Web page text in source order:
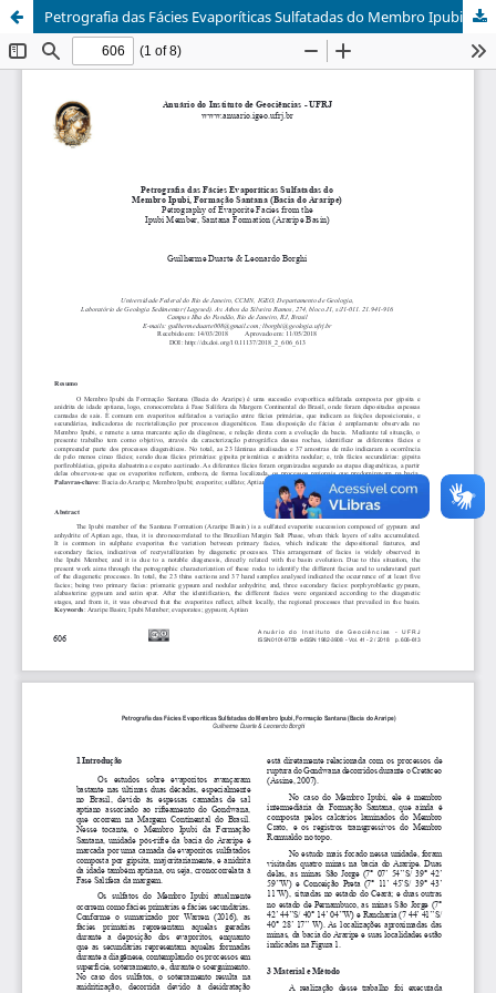
Petrografia das Fácies Evaporíticas Sulfatadas do Membro Ipubi, Formação Santana (Bacia do Araripe)